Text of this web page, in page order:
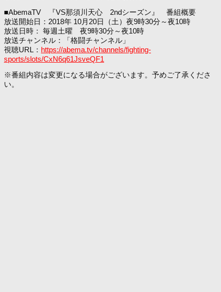
■AbemaTV 『VS那須川天心 2ndシーズン』 番組概要
放送開始日：2018年 10月20日（土）夜9時30分～夜10時
放送日時： 毎週土曜 夜9時30分～夜10時
放送チャンネル：「格闘チャンネル」
視聴URL： https://abema.tv/channels/fighting-
sports/slots/CxN6q61JsveQF1
※番組内容は変更になる場合がございます。予めご了承くださ
い。